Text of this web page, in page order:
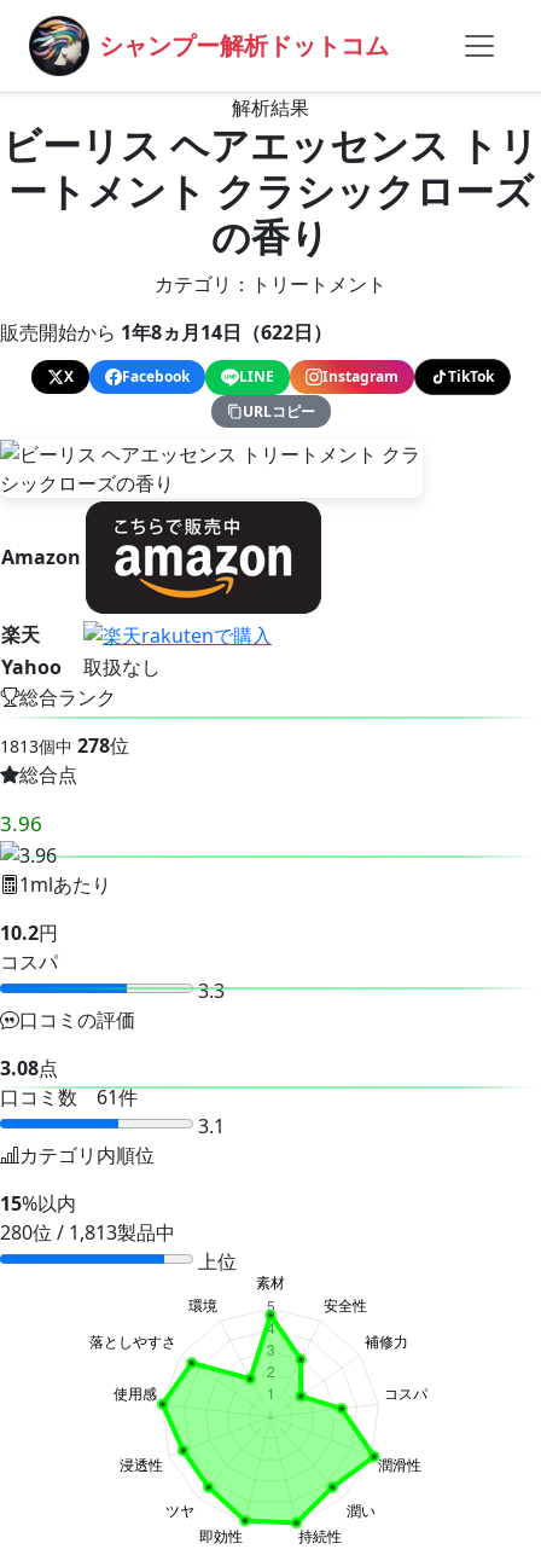
シャンプー解析ドットコム
解析結果
ビーリス ヘアエッセンス トリ
ートメント クラシックローズ
の香り
カテゴリ：トリートメント
販売開始から 1年8ヵ月14日（622日）
X Facebook LINE Instagram
TikTok
URLコピー
Amazon
楽天
Yahoo
取扱なし
総合ランク
1813個中 278位
総合点
3.96
1mlあたり
10.2円
コスパ
3.3
口コミの評価
3.08点
口コミ数 61件
3.1
カテゴリ内順位
15%以内
280位 / 1,813製品中
上位